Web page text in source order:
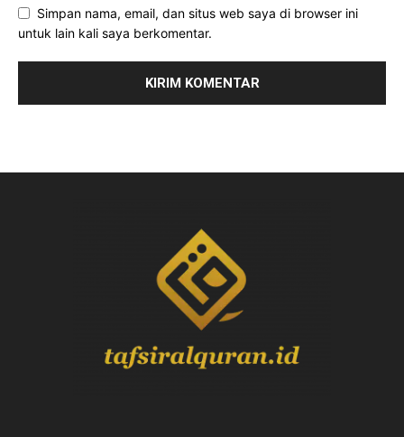
Simpan nama, email, dan situs web saya di browser ini
untuk lain kali saya berkomentar.